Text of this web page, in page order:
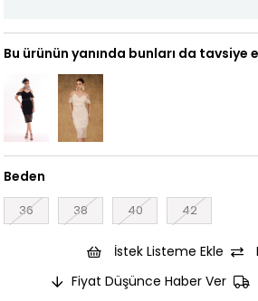
Bu ürünün yanında bunları da tavsiye
Beden
36 38 40 42
İstek Listeme Ekle
Fiyat Düşünce Haber Ver